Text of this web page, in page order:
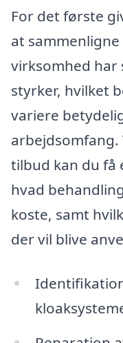
For det første
at
virksomhed har
styrker, hvilket
variere
tilbud kan du få
hvad
koste, samt
der vil blive